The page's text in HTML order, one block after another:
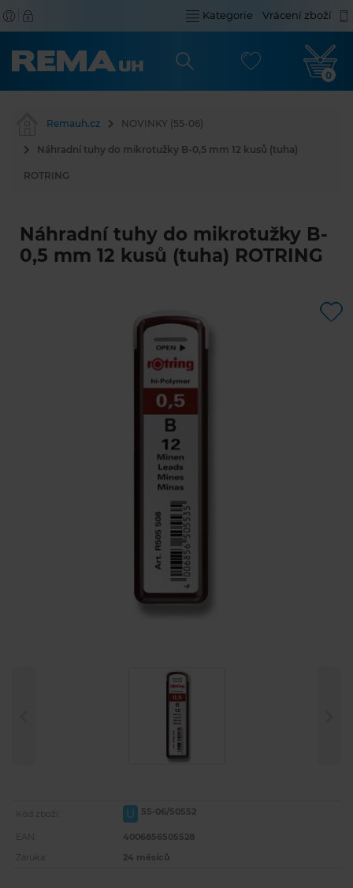
Kategorie Vrácení zboží
0
Remauh.cz NOVINKY (55-06)
Náhradní tuhy do mikrotužky B-0,5 mm 12 kusů (tuha)
ROTRING
Náhradní tuhy do mikrotužky B-
0,5 mm 12 kusů (tuha) ROTRING
Kód zboží: U 55-06/50552
EAN:
4006856505528
Záruka:
24 měsíců